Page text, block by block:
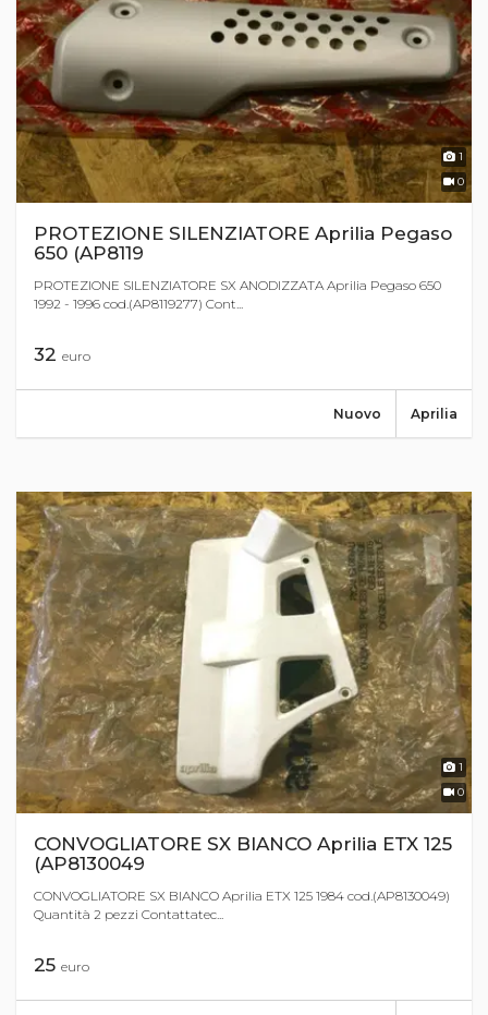
1
0
PROTEZIONE SILENZIATORE Aprilia Pegaso
650 (AP8119
PROTEZIONE SILENZIATORE SX ANODIZZATA Aprilia Pegaso 650
1992 - 1996 cod.(AP8119277) Cont...
32 euro
Aprilia
Nuovo
1
0
CONVOGLIATORE SX BIANCO Aprilia ETX 125
(AP8130049
CONVOGLIATORE SX BIANCO Aprilia ETX 125 1984 cod.(AP8130049)
Quantità 2 pezzi Contattatec...
25 euro